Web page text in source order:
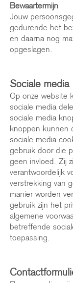
Bewaartermijn
Jouw
gedurende het
en daarna nog
opgeslagen.
Sociale media
Op onze website
sociale media
sociale media
knoppen kunnen
sociale media
gebruik door die
geen invloed. Zij
verantwoordelijk
verstrekking van
manier worden
gebruik zijn het
algemene
betreffende
toepassing.